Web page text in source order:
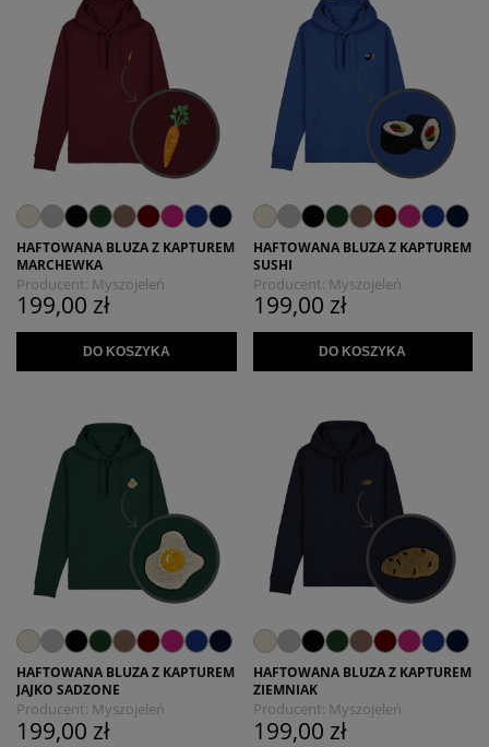
HAFTOWANA BLUZA Z KAPTUREM
MARCHEWKA
Producent: Myszojeleń
199,00 zł
DO KOSZYKA
HAFTOWANA BLUZA Z KAPTUREM
SUSHI
Producent: Myszojeleń
199,00 zł
DO KOSZYKA
HAFTOWANA BLUZA Z KAPTUREM
JAJKO SADZONE
Producent: Myszojeleń
199,00 zł
HAFTOWANA BLUZA Z KAPTUREM
ZIEMNIAK
Producent: Myszojeleń
199,00 zł